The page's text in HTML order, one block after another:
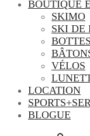
BOUTIQUE
SKIMO
SKI DE
VÉLOS
LOCATION
BLOGUE